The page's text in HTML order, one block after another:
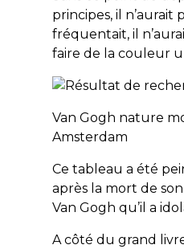
principes, il
fréquentait, il
faire de la couleur
Van Gogh nature
Amsterdam
Ce tableau a été
après la mort de
Van Gogh qu’il a
A côté du grand